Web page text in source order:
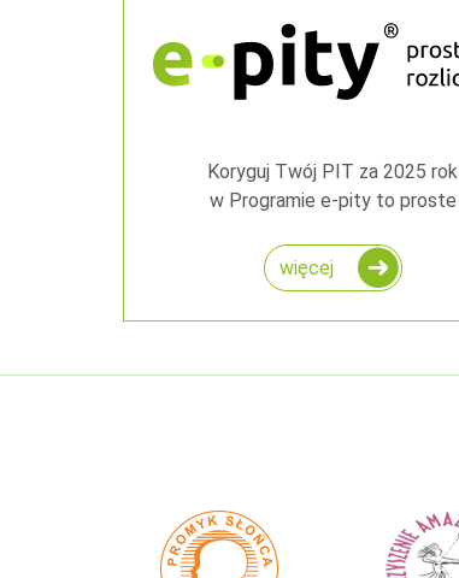
Koryguj Twój PIT za 2025 rok
w Programie e-pity to proste
więcej